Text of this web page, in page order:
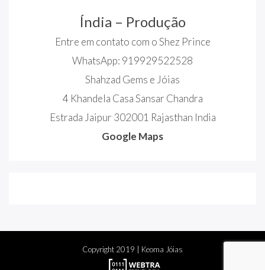
Índia – Produção
Entre em contato com o Shez Prince
WhatsApp: 919929522528
Shahzad Gems e Jóias
4 Khandela Casa Sansar Chandra
Estrada Jaipur 302001 Rajasthan India
Google Maps
Copyright 2019 | Keoma Jóias